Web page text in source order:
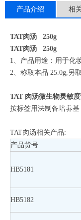
产品介绍 相
TAT肉汤 250g
TAT肉汤 250g
1、产品用途：用于化
2、称取本品 25.0g,另
TAT 肉汤微生物灵敏
按标签用法制备培养
TAT肉汤相关产品:
产品货号
HB5181
HB5182